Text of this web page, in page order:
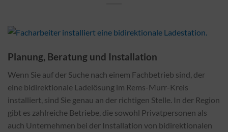
Planung, Beratung und Installation
Wenn Sie auf der Suche nach einem Fachbetrieb sind, der
eine bidirektionale Ladelösung im Rems-Murr-Kreis
installiert, sind Sie genau an der richtigen Stelle. In der Region
gibt es zahlreiche Betriebe, die sowohl Privatpersonen als
auch Unternehmen bei der Installation von bidirektionalen